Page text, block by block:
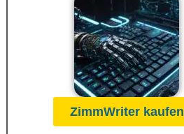
ZimmWriter kaufen